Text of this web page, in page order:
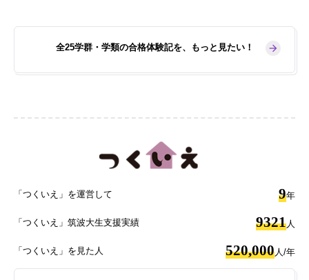
全25学群・学類の合格体験記を、もっと見たい！
「つくいえ」を運営して 9年
「つくいえ」筑波大生支援実績 9321 人
「つくいえ」を見た人 520,000 人/年